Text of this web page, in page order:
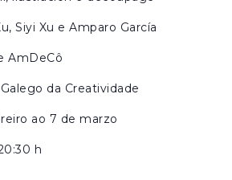
Siyi Xu e Amparo García
AmDeCô
da Creatividade
ao 7 de marzo
h